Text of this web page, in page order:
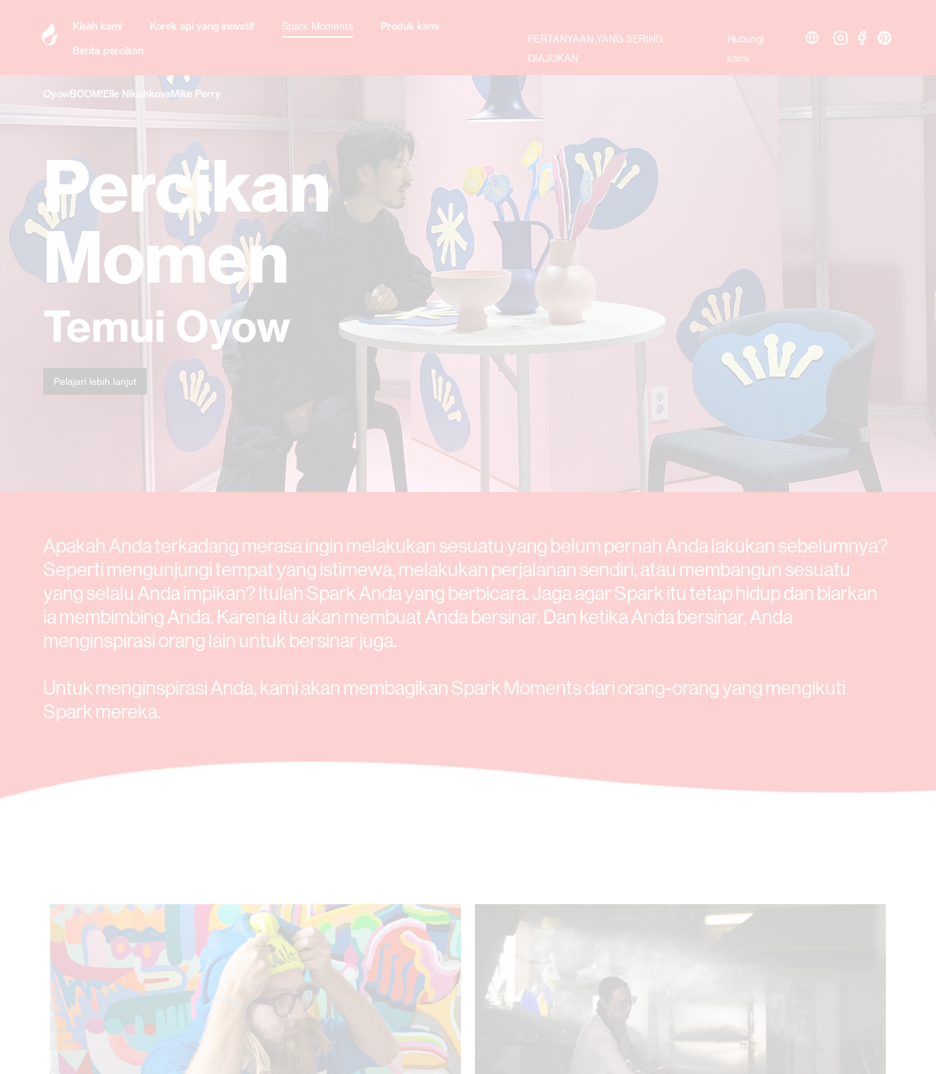
Kisah kami Korek api yang inovatif Spark Moments
Produk kami
Berita percikan
PERTANYAAN YANG SERING
DIAJUKAN
Hubungi
kami
OyowBOOM!Elle NikishkovaMike Perry
Percikan
Momen
Temui Oyow
Pelajari lebih lanjut
Apakah Anda terkadang merasa ingin melakukan sesuatu yang belum pernah Anda lakukan sebelumnya?
Seperti mengunjungi tempat yang istimewa, melakukan perjalanan sendiri, atau membangun sesuatu
yang selalu Anda impikan? Itulah Spark Anda yang berbicara. Jaga agar Spark itu tetap hidup dan biarkan
ia membimbing Anda. Karena itu akan membuat Anda bersinar. Dan ketika Anda bersinar, Anda
menginspirasi orang lain untuk bersinar juga.
Untuk menginspirasi Anda, kami akan membagikan Spark Moments dari orang-orang yang mengikuti
Spark mereka.